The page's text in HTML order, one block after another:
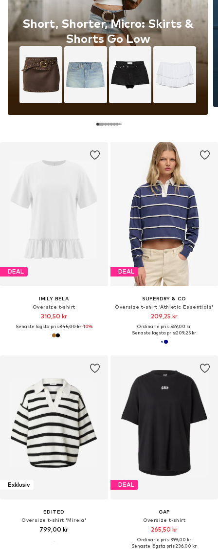
DEAL
IMILY BELA
Oversize t-shirt
310,50 kr
Senaste lägsta pris:345,00 kr-10%
Short, Shorter, Micro: Skirts &
Shorts Go Low
DEAL
SUPERDRY & CO
Oversize t-shirt 'Athletic Essentials'
209,25 kr
Ordinarie pris: 569,00 kr
Senaste lägsta pris:209,25 kr
Exklusiv
EDITED
Oversize t-shirt 'Mireia'
799,00 kr
DEAL
GAP
Oversize t-shirt
265,50 kr
Ordinarie pris: 399,00 kr
Senaste lägsta pris:236,00 kr